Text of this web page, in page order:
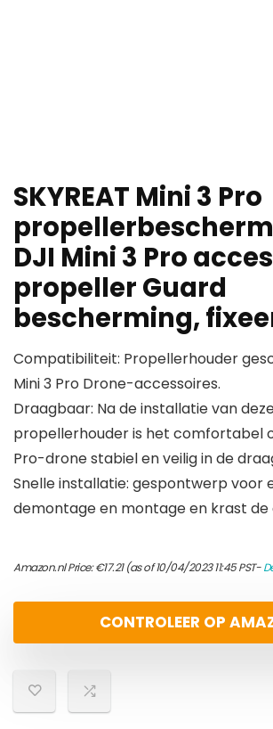
SKYREAT Mini 3 Pro
DJI Mini 3 Pro
propeller Guard
bescherming,
Compatibiliteit: Propellerhouder
Mini 3 Pro Drone-accessoires.
Draagbaar: Na de installatie van
propellerhouder is het comfortabel
Pro-drone stabiel en veilig in de
Snelle installatie: gespontwerp voor
demontage en montage en krast de
Amazon.nl Price:€17.21(as of 10/04/2023 11:45 PST-
CONTROLEER OP